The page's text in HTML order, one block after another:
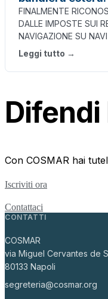
FINALMENTE
DALLE IMPOSTE SUI
NAVIGAZIONE SU
Grazie a COSMAR, al
Leggi tutto →
Con COSMAR hai
Iscriviti ora
Contattaci
CONTATTI
COSMAR
via Miguel Cervantes de
80133 Napoli
segreteria@cosmar.org